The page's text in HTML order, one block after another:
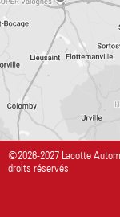
©2026-2027 Lacotte
droits réservés